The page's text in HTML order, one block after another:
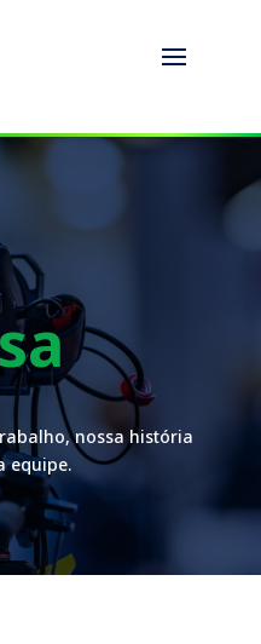
nossa história
equipe.